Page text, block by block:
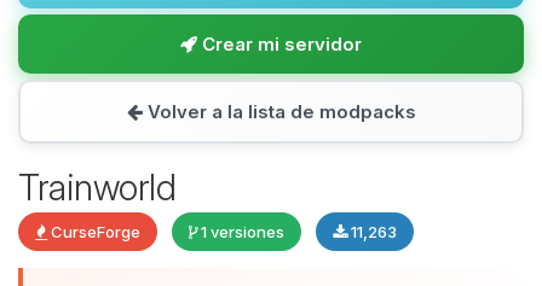
Crear mi servidor
Volver a la lista de modpacks
Trainworld
CurseForge 1 versiones 11,263